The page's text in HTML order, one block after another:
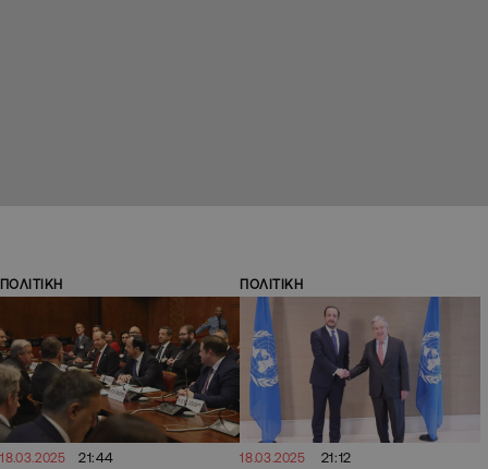
ΠΟΛΙΤΙΚΗ
18.03.2025 21:44
ΠΟΛΙΤΙΚΗ
18.03.2025 21:12